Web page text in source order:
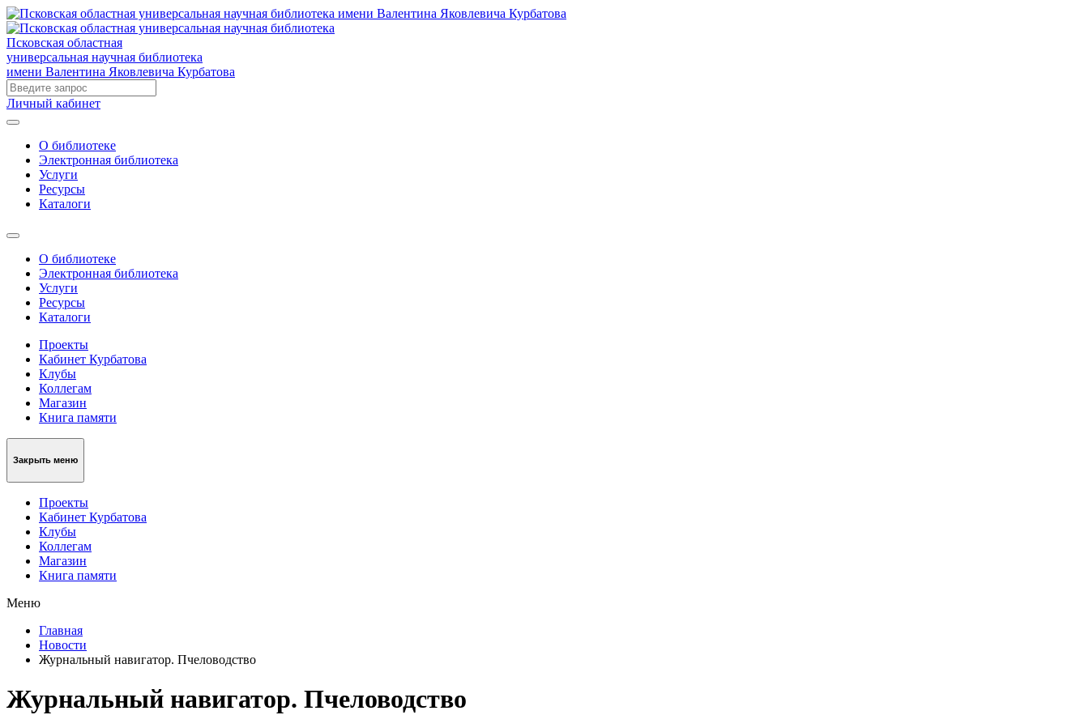
Псковская областная
универсальная научная библиотека
имени Валентина Яковлевича Курбатова
Личный кабинет
О библиотеке
Электронная библиотека
Услуги
Ресурсы
Каталоги
О библиотеке
Электронная библиотека
Услуги
Ресурсы
Каталоги
Проекты
Кабинет Курбатова
Клубы
Коллегам
Магазин
Книга памяти
Закрыть меню
Проекты
Кабинет Курбатова
Клубы
Коллегам
Магазин
Книга памяти
Меню
Главная
Новости
Журнальный навигатор. Пчеловодство
Журнальный навигатор. Пчеловодство